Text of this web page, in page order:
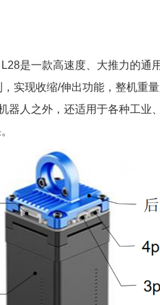
是一款高速度、大推力的
实现收缩/伸出功能，整机重量
器人之外，还适用于各种工